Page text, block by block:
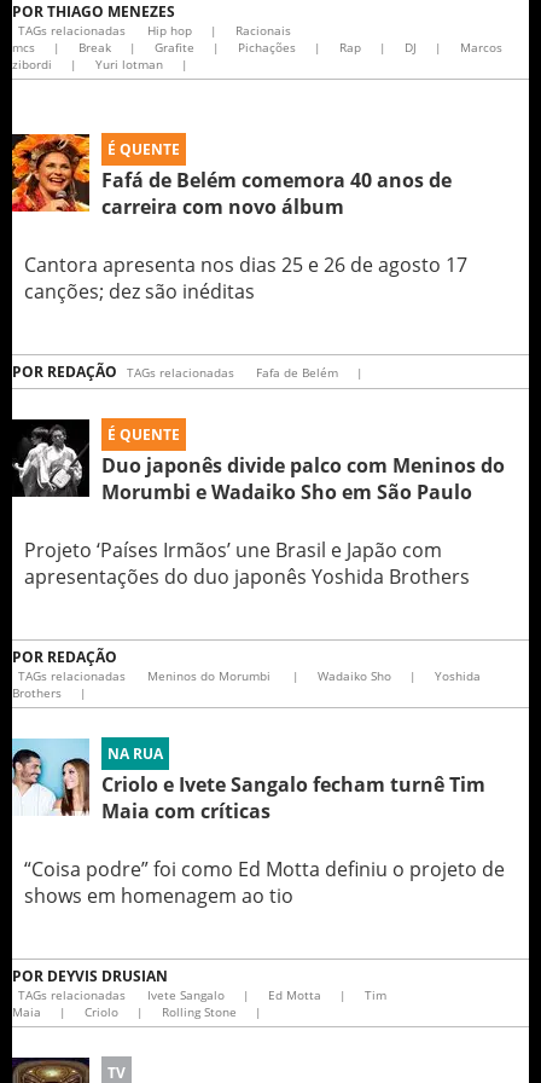
PORTHIAGO MENEZES
TAGs relacionadas Hip hop |
Racionais
mcs
| Break | Grafite | Pichações | Rap | DJ |
Marcos
zibordi
| Yuri lotman |
É QUENTE
Fafá de Belém comemora 40 anos de
carreira com novo álbum
Cantora apresenta nos dias 25 e 26 de agosto 17
canções; dez são inéditas
POR REDAÇÃO TAGs relacionadas Fafa de Belém |
É QUENTE
Duo japonês divide palco com Meninos do
Morumbi e Wadaiko Sho em São Paulo
Projeto ‘Países Irmãos’ une Brasil e Japão com
apresentações do duo japonês Yoshida Brothers
POR REDAÇÃO
TAGs relacionadas Meninos do Morumbi | Wadaiko Sho |
Yoshida
Brothers
|
NA RUA
Criolo e Ivete Sangalo fecham turnê Tim
Maia com críticas
“Coisa podre” foi como Ed Motta definiu o projeto de
shows em homenagem ao tio
POR DEYVIS DRUSIAN
TAGs relacionadas Ivete Sangalo | Ed Motta |
Tim
Maia
| Criolo | Rolling Stone |
TV